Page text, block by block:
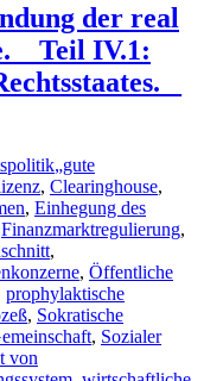
der real
_ Teil IV.1:
_
„gute
, Clearinghouse,
, Einhegung des
Finanzmarktregulierung,
,
, Öffentliche
prophylaktische
, Sokratische
, Sozialer
von